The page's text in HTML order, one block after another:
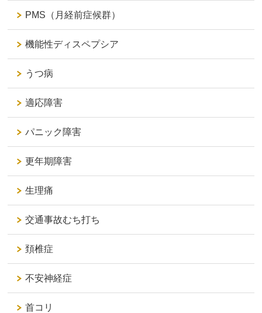
PMS（月経前症候群）
機能性ディスペプシア
うつ病
適応障害
パニック障害
更年期障害
生理痛
交通事故むち打ち
頚椎症
不安神経症
首コリ